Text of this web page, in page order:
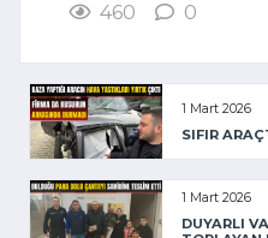
460 0
1 Mart 2026
SIFIR
1 Mart 2026
DUYARLI